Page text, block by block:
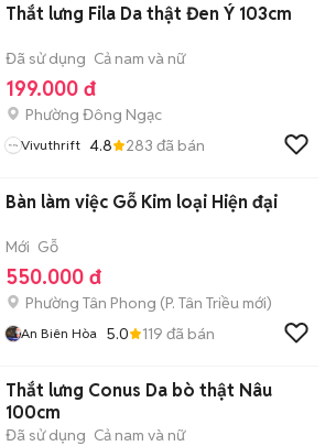
Thắt lưng Fila Da thật Đen Ý 103cm
Đã sử dụng Cả nam và nữ
199.000 đ
Phường Đông Ngạc
Vivuthrift 4.8 283 đã bán
Bàn làm việc Gỗ Kim loại Hiện đại
Mới Gỗ
550.000 đ
Phường Tân Phong (P. Tân Triều mới)
An Biên Hòa 5.0 119 đã bán
Thắt lưng Conus Da bò thật Nâu
100cm
Đã sử dụng Cả nam và nữ